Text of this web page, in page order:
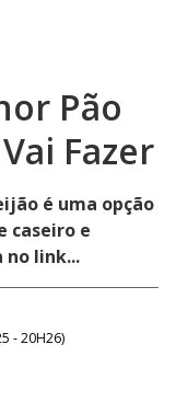
Pão
Fazer
é uma opção
caseiro e
no link...
- 20H26)